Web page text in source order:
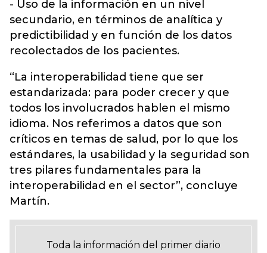
- Uso de la información en un nivel
secundario, en términos de analítica y
predictibilidad y en función de los datos
recolectados de los pacientes.
“La interoperabilidad tiene que ser
estandarizada: para poder crecer y que
todos los involucrados hablen el mismo
idioma. Nos referimos a datos que son
críticos en temas de salud, por lo que los
estándares, la usabilidad y la seguridad son
tres pilares fundamentales para la
interoperabilidad en el sector”, concluye
Martín.
Toda la información del primer diario